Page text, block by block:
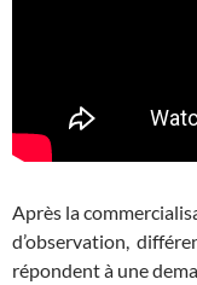
Après la
d’observation,
répondent à une